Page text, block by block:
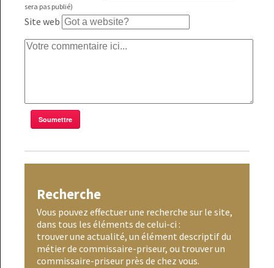
sera pas publié)
Site web
Recherche
Vous pouvez effectuer une recherche sur le site,
dans tous les éléments de celui-ci :
trouver une actualité, un élément descriptif du
métier de commissaire-priseur, ou trouver un
commissaire-priseur près de chez vous.